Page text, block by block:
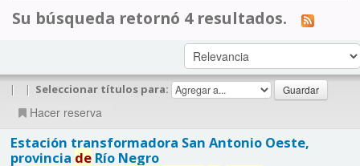
Su búsqueda retornó 4 resultados.
| | Seleccionar títulos para:
Hacer reserva
Estación transformadora San Antonio Oeste,
provincia deRío Negro